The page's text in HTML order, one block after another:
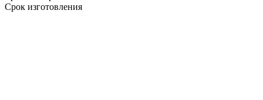
Срок изготовления